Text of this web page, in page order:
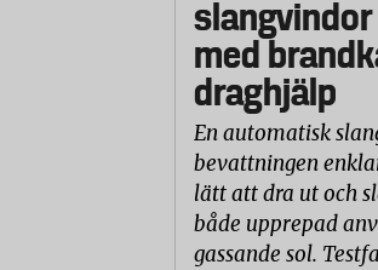
med
draghjälp
En automatisk
bevattningen
lätt att dra ut och
både upprepad
gassande sol.